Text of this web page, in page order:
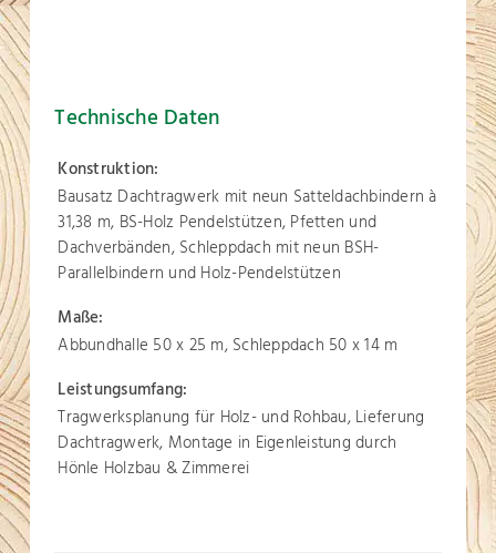
Technische Daten
Konstruktion:
Bausatz Dachtragwerk mit neun Satteldachbindern à
31,38 m, BS-Holz Pendelstützen, Pfetten und
Dachverbänden, Schleppdach mit neun BSH-
Parallelbindern und Holz-Pendelstützen
Maße:
Abbundhalle 50 x 25 m, Schleppdach 50 x 14 m
Leistungsumfang:
Tragwerksplanung für Holz- und Rohbau, Lieferung
Dachtragwerk, Montage in Eigenleistung durch
Hönle Holzbau & Zimmerei